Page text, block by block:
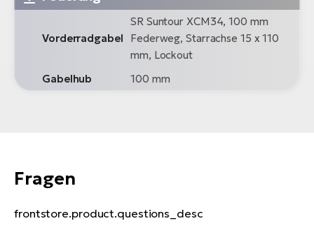
Vorderradgabel
SR Suntour XCM34, 100 mm
Federweg, Starrachse 15 x 110
mm, Lockout
Gabelhub
100 mm
Fragen
frontstore.product.questions_desc